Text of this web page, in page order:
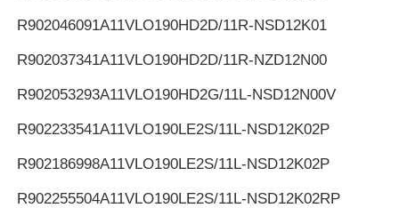
R902046091A11VLO190HD2D/11R-NSD12K01
R902037341A11VLO190HD2D/11R-NZD12N00
R902053293A11VLO190HD2G/11L-NSD12N00V
R902233541A11VLO190LE2S/11L-NSD12K02P
R902186998A11VLO190LE2S/11L-NSD12K02P
R902255504A11VLO190LE2S/11L-NSD12K02RP